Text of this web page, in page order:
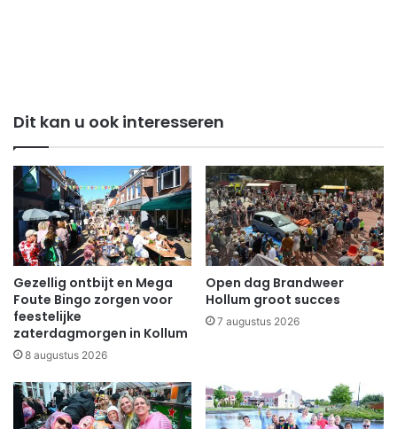
Dit kan u ook interesseren
Gezellig ontbijt en Mega
Foute Bingo zorgen voor
feestelijke
zaterdagmorgen in Kollum
8 augustus 2026
Open dag Brandweer
Hollum groot succes
7 augustus 2026